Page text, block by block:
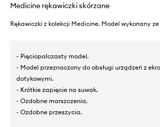
Medicine rękawiczki skórzane
Rękawiczki z kolekcji Medicine. Model wykonany
- Pięciopalczasty model.
- Model przeznaczony do obsługi urządzeń z
dotykowymi.
- Krótkie zapięcie na suwak.
- Ozdobne marszczenia.
- Ozdobne przeszycia.